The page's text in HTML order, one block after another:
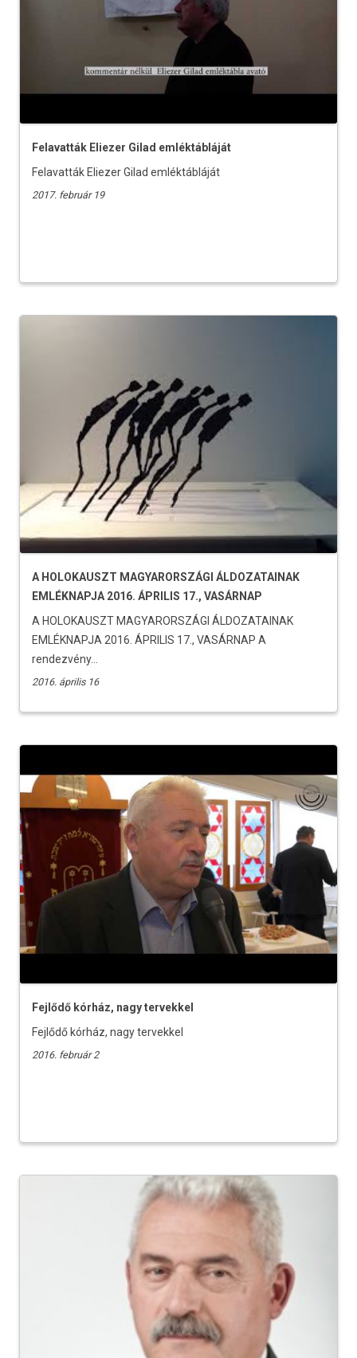
Felavatták Eliezer Gilad emléktábláját
Felavatták Eliezer Gilad emléktábláját
2017. február 19
A HOLOKAUSZT MAGYARORSZÁGI ÁLDOZATAINAK
EMLÉKNAPJA 2016. ÁPRILIS 17., VASÁRNAP
A HOLOKAUSZT MAGYARORSZÁGI ÁLDOZATAINAK
EMLÉKNAPJA 2016. ÁPRILIS 17., VASÁRNAP A
rendezvény...
2016. április 16
Fejlődő kórház, nagy tervekkel
Fejlődő kórház, nagy tervekkel
2016. február 2